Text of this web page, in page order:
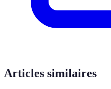
Articles similaires